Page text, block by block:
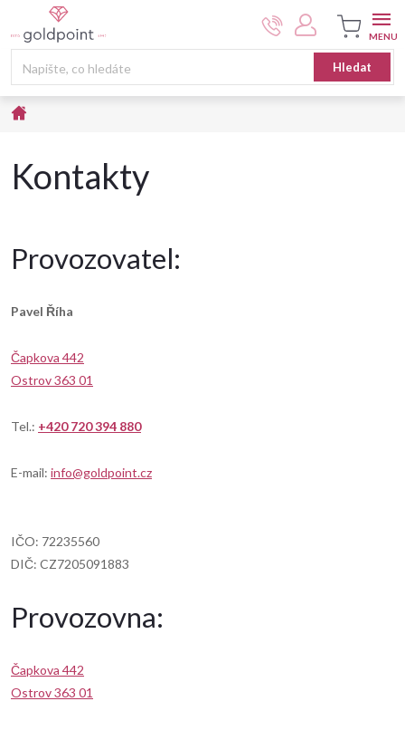
na
Hledat
Nákupní
košík
Kontakty
Provozovatel:
Pavel Říha
Čapkova 442
Ostrov 363 01
Tel.: +420 720 394 880
E-mail: info@goldpoint.cz
IČO: 72235560
DIČ: CZ7205091883
Provozovna:
Čapkova 442
Ostrov 363 01